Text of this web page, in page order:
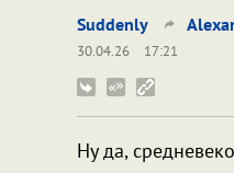
Suddenly
30.04.26
17:21
Ну да,